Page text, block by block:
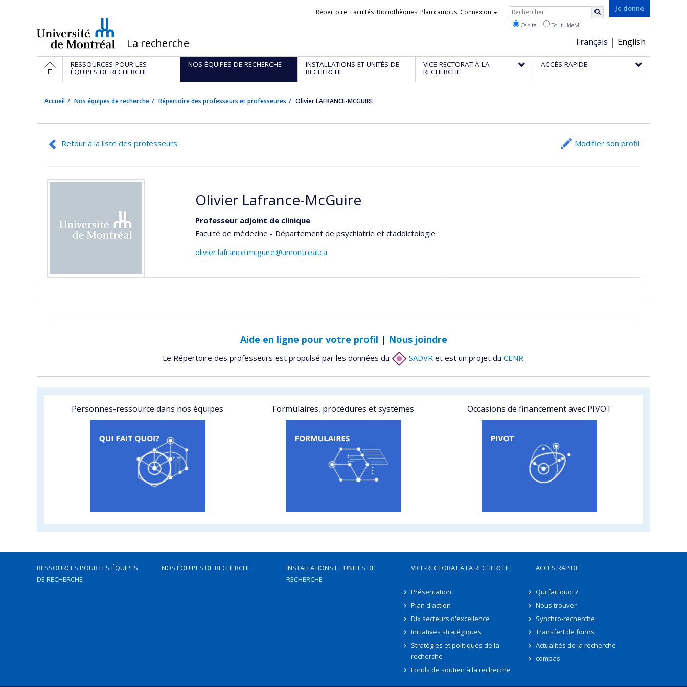
/La recherche
Je donne
Choix
de
la
Français English
Liens
Répertoire Facultés Bibliothèques Plan campus Connexion Rechercher
Ce site Tout UdeM
Navigation
principale
ACCUEILRESSOURCES POUR LES
ÉQUIPES DE RECHERCHE
NOS ÉQUIPES DE RECHERCHE INSTALLATIONS ET UNITÉS DE
RECHERCHE
VICE-RECTORAT À LA
RECHERCHE
ACCÈS RAPIDE
Accueil Nos équipes de recherche Répertoire des professeurs et professeures Olivier LAFRANCE-MCGUIRE
Retour à la liste des professeurs Modifier son profil
Olivier Lafrance-McGuire
Professeur adjoint de clinique
Faculté de médecine - Département de psychiatrie et d’addictologie
olivier.lafrance.mcguire@umontreal.ca
Aide en ligne pour votre profil | Nous joindre
Le Répertoire des professeurs est propulsé par les données du SADVR et est un projet du CENR.
Personnes-ressource dans nos équipes Formulaires, procédures et systèmes Occasions de financement avec PIVOT
RESSOURCES POUR LES ÉQUIPES
DE RECHERCHE
NOS ÉQUIPES DE RECHERCHE
INSTALLATIONS ET UNITÉS DE
RECHERCHE
VICE-RECTORAT À LA RECHERCHE
Présentation
Plan d'action
Dix secteurs d'excellence
Initiatives stratégiques
Stratégies et politiques de la
recherche
Fonds de soutien à la recherche
ACCÈS RAPIDE
Qui fait quoi ?
Nous trouver
Synchro-recherche
Transfert de fonds
Actualités de la recherche
compas